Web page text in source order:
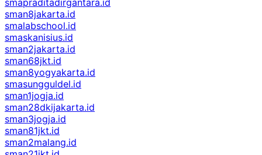
smapraditadirgantara.id
sman8jakarta.id
smalabschool.id
smaskanisius.id
sman2jakarta.id
sman68jkt.id
sman8yogyakarta.id
smasungguldel.id
sman1jogja.id
sman28dkijakarta.id
sman3jogja.id
sman81jkt.id
sman2malang.id